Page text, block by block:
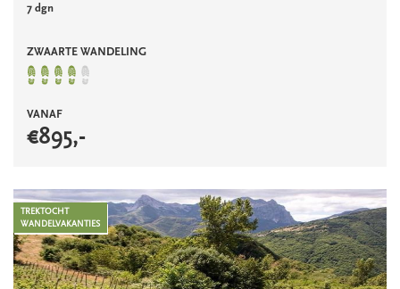
7 dgn
ZWAARTE WANDELING
VANAF
€895,-
TREKTOCHT
WANDELVAKANTIES